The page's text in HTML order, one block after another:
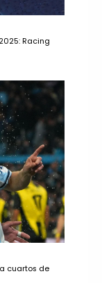
Racing
cuartos de